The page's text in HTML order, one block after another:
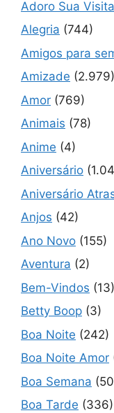
Adoro Sua Visita
Alegria (744)
Amigos para
Amizade (2.979)
Amor (769)
Animais (78)
Anime (4)
Aniversário
Aniversário
Anjos (42)
Ano Novo (155)
Aventura (2)
Bem-Vindos (13)
Betty Boop (3)
Boa Noite (242)
Boa Noite Amor
Boa Semana
Boa Tarde (336)